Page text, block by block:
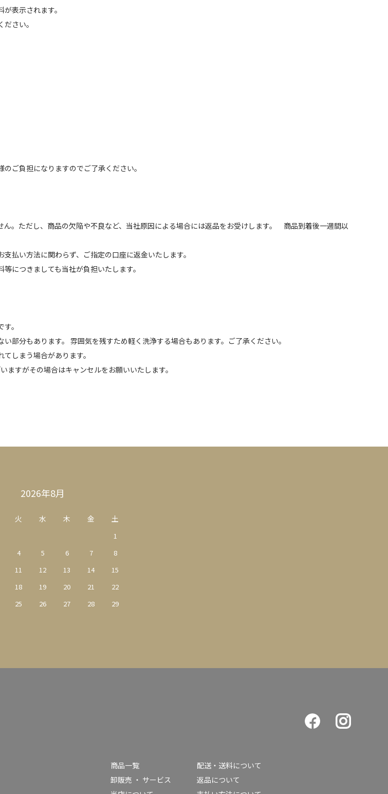
表示されます。
さい。
ご負担になりますのでご了承ください。
ん。ただし、商品の欠陥や不良など、当社原因による場合には返品をお受けします。 商品到着後一週間以
払い方法に関わらず、ご指定の口座に返金いたします。
につきましても当社が負担いたします。
。
部分もあります。 雰囲気を残すため軽く洗浄する場合もあります。ご了承ください。
しまう場合があります。
ますがその場合はキャンセルをお願いいたします。
2026年8月
火 水 木 金 土
1
4 5 6 7
8
11 12 13 14
15
18 19 20 21
22
25 26 27 28
29
商品一覧
卸販売 ・ サービス
配送・送料について
返品について